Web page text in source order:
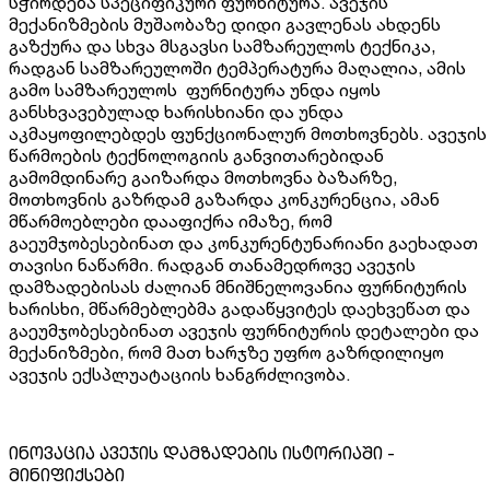
მექანიზმების მუშაობაზე დიდი გავლენას ახდენს
გაზქურა და სხვა მსგავსი სამზარეულოს ტექნიკა,
რადგან სამზარეულოში ტემპერატურა მაღალია, ამის
გამო სამზარეულოს ფურნიტურა უნდა იყოს
განსხვავებულად ხარისხიანი და უნდა
აკმაყოფილებდეს ფუნქციონალურ მოთხოვნებს. ავეჯის
წარმოების ტექნოლოგიის განვითარებიდან
გამომდინარე გაიზარდა მოთხოვნა ბაზარზე,
მოთხოვნის გაზრდამ გაზარდა კონკურენცია, ამან
მწარმოებლები დააფიქრა იმაზე, რომ
გაეუმჯობესებინათ და კონკურენტუნარიანი გაეხადათ
თავისი ნაწარმი. რადგან თანამედროვე ავეჯის
დამზადებისას ძალიან მნიშნელოვანია ფურნიტურის
ხარისხი, მწარმებლებმა გადაწყვიტეს დაეხვეწათ და
გაეუმჯობესებინათ ავეჯის ფურნიტურის დეტალები და
მექანიზმები, რომ მათ ხარჯზე უფრო გაზრდილიყო
ავეჯის ექსპლუატაციის ხანგრძლივობა.
ინოვაცია ავეჯის დამზადების ისტორიაში -
მინიფიქსები